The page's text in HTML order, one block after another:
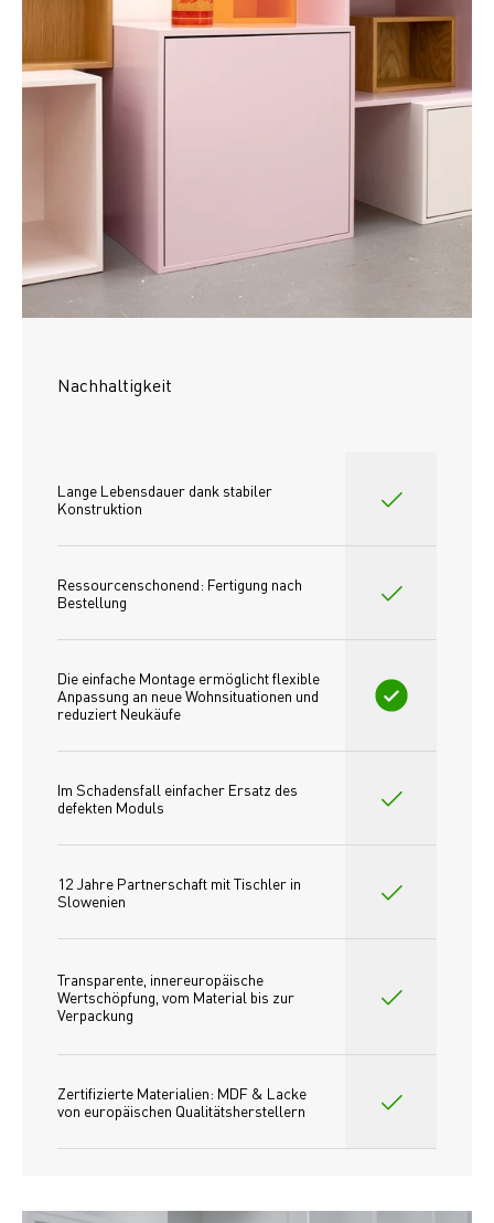
Nachhaltigkeit
Lange Lebensdauer dank stabiler
Konstruktion
Ressourcenschonend: Fertigung nach
Bestellung
Die einfache Montage ermöglicht flexible
Anpassung an neue Wohnsituationen und
reduziert Neukäufe
Im Schadensfall einfacher Ersatz des
defekten Moduls
12 Jahre Partnerschaft mit Tischler in
Slowenien
Transparente, innereuropäische
Wertschöpfung, vom Material bis zur
Verpackung
Zertifizierte Materialien: MDF & Lacke
von europäischen Qualitätsherstellern